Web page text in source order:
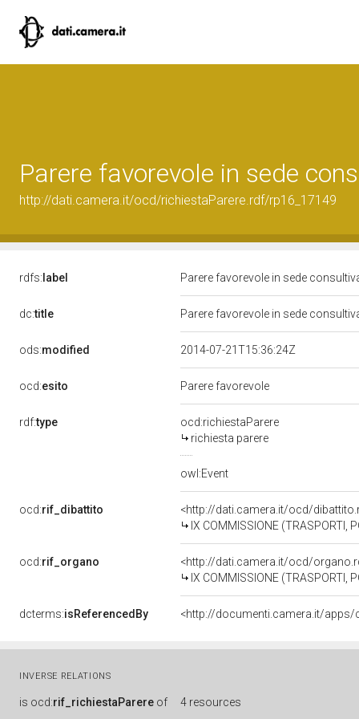
Parere favorevole in sede
http://dati.camera.it/ocd/richiestaParere.rdf/rp16_17149
rdfs: label Parere favorevole in sede
dc:title Parere favorevole in sede
ods:modified 2014-07-21T15:36:24Z
ocd:esito Parere favorevole
rdf:type
ocd:richiestaParere
richiesta parere
owl:Event
ocd:rif_dibattito
<http://dati.camera.it/ocd/
IX COMMISSIONE (TRASPORTI,
ocd:rif_organo
<http://dati.camera.it/ocd/
IX COMMISSIONE (TRASPORTI,
dcterms:isReferencedBy
INVERSE RELATIONS
is ocd:rif_richiestaParere of 4 resources